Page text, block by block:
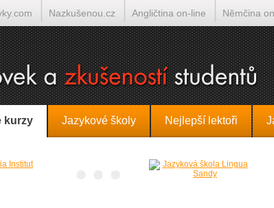
kurzy Jazykové školy Nejlepší lektoři
Nazkušenou.cz Angličtina on-line Němčina